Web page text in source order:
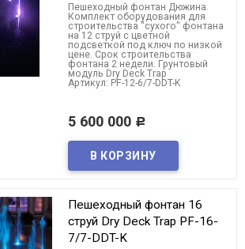
Пешеходный фонтан Дюжина.
Комплект оборудования для
строительства "сухого" фонтана
на 12 струй с цветной
подсветкой под ключ по низкой
цене. Срок строительства
фонтана 2 недели. Грунтовый
модуль Dry Deck Trap
Артикул: PF-12-6/7-DDT-K
5 600 000 Р
Пешеходный фонтан 16
струй Dry Deck Trap PF-16-
7/7-DDT-K